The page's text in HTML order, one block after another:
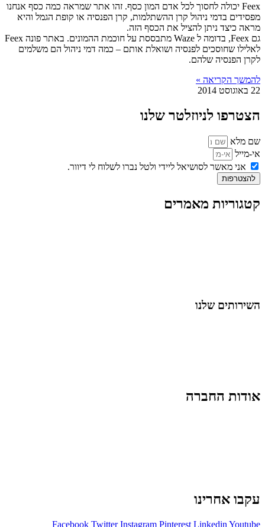
Feex יכולה לחסוך לכל אדם המון כסף. זהו אתר שמראה כמה כסף אנחנו
מפסידים בדמי ניהול קרן ההשתלמות, קרן הפנסיה או קופת הגמל והיא
מראה כיצד ניתן להציל את הכסף הזה.
גם Feex, בדומה ל Waze מתבססת על חוכמת ההמונים. באתר פונה Feex
לאלילו שחוסכים לפנסיה ושואלת אותם – כמה דמי ניהול הם משלמים
לקרן הפנסיה שלהם.
להמשך הקריאה »
22 באוגוסט 2014
הצטרפו לניוזלטר שלנו
שם מלא
אי-מייל
אני מאשר לסושיאל ליידי ולטל נברו לשלוח לי דיוור.
להצטרפות
קטגוריות מאמרים
השירותים שלנו
אודות החברה
עקבו אחרינו
Facebook Twitter Instagram Pinterest Linkedin Youtube